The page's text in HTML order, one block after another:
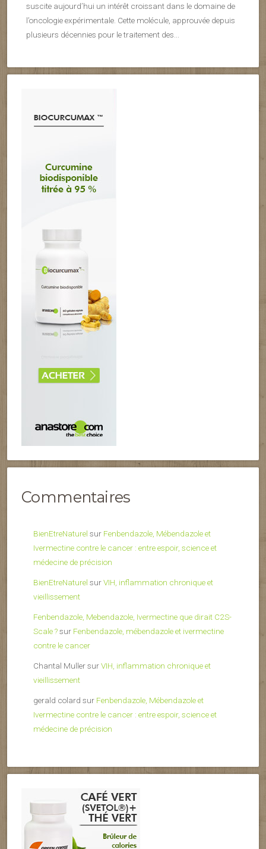
suscite aujourd’hui un intérêt croissant dans le domaine de
l’oncologie expérimentale. Cette molécule, approuvée depuis
plusieurs décennies pour le traitement des...
Commentaires
BienEtreNaturel sur Fenbendazole, Mébendazole et
Ivermectine contre le cancer : entre espoir, science et
médecine de précision
BienEtreNaturel surVIH, inflammation chronique et
vieillissement
Fenbendazole, Mebendazole, Ivermectine que dirait C2S-
Scale ?sur Fenbendazole, mébendazole et ivermectine
contre le cancer
Chantal MullersurVIH, inflammation chronique et
vieillissement
gerald colard sur Fenbendazole, Mébendazole et
Ivermectine contre le cancer : entre espoir, science et
médecine de précision